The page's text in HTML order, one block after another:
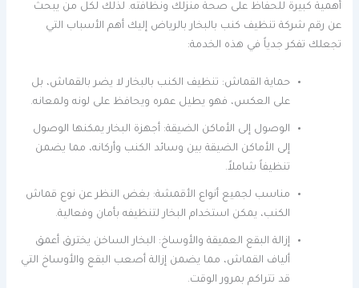
أهمية كبيرة للحفاظ على صحة منزلك ونظافته. لذلك لكل من يبحث
عن رقم شركة تنظيف كنب بالبخار بالرياض إليك أهم الأسباب التي
تجعلك تفكر جدياً في هذه الخدمة:
حماية القماش: تنظيف الكنب بالبخار لا يضر بالقماش، بل
على العكس، فهو يطيل عمره ويحافظ على لونه ولمعانه.
الوصول إلى الأماكن الضيقة: أجهزة البخار يمكنها الوصول
إلى الأماكن الضيقة بين وسائد الكنب وأركانه، مما يضمن
تنظيفاً شاملاً.
مناسب لجميع أنواع الأقمشة: بغض النظر عن نوع قماش
الكنب، يمكن استخدام البخار لتنظيفه بأمان وفعالية.
إزالة البقع العميقة والأوساخ: البخار الساخن يخترق أعمق
ألياف القماش، مما يضمن إزالة أصعب البقع والأوساخ التي
قد تتراكم بمرور الوقت.